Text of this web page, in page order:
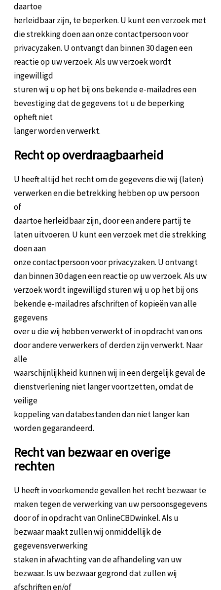
daartoe
herleidbaar zijn, te beperken. U kunt een verzoek met
die strekking doen aan onze contactpersoon voor
privacyzaken. U ontvangt dan binnen 30 dagen een
reactie op uw verzoek. Als uw verzoek wordt
ingewilligd
sturen wij u op het bij ons bekende e-mailadres een
bevestiging dat de gegevens tot u de beperking
opheft niet
langer worden verwerkt.
Recht op overdraagbaarheid
U heeft altijd het recht om de gegevens die wij (laten)
verwerken en die betrekking hebben op uw persoon
of
daartoe herleidbaar zijn, door een andere partij te
laten uitvoeren. U kunt een verzoek met die strekking
doen aan
onze contactpersoon voor privacyzaken. U ontvangt
dan binnen 30 dagen een reactie op uw verzoek. Als uw
verzoek wordt ingewilligd sturen wij u op het bij ons
bekende e-mailadres afschriften of kopieën van alle
gegevens
over u die wij hebben verwerkt of in opdracht van ons
door andere verwerkers of derden zijn verwerkt. Naar
alle
waarschijnlijkheid kunnen wij in een dergelijk geval de
dienstverlening niet langer voortzetten, omdat de
veilige
koppeling van databestanden dan niet langer kan
worden gegarandeerd.
Recht van bezwaar en overige
rechten
U heeft in voorkomende gevallen het recht bezwaar te
maken tegen de verwerking van uw persoonsgegevens
door of in opdracht van OnlineCBDwinkel. Als u
bezwaar maakt zullen wij onmiddellijk de
gegevensverwerking
staken in afwachting van de afhandeling van uw
bezwaar. Is uw bezwaar gegrond dat zullen wij
afschriften en/of